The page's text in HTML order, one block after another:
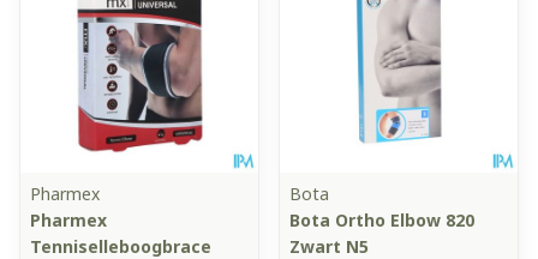
Pharmex
Pharmex
Tenniselleboogbrace
Bota
Bota Ortho Elbow 820
Zwart N5